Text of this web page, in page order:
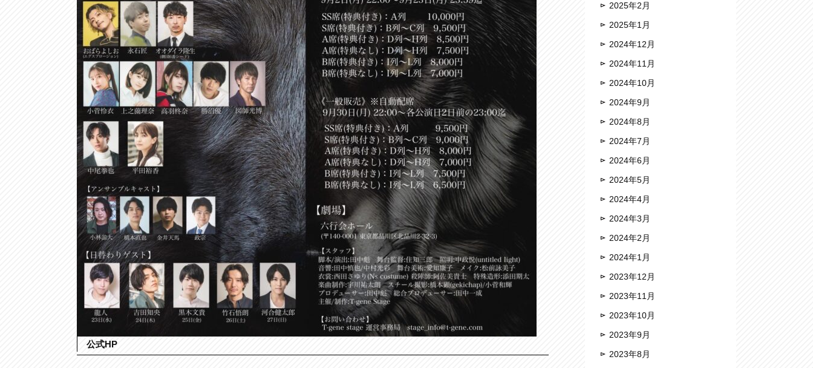
公式HP
2025年2月
2025年1月
2024年12月
2024年11月
2024年10月
2024年9月
2024年8月
2024年7月
2024年6月
2024年5月
2024年4月
2024年3月
2024年2月
2024年1月
2023年12月
2023年11月
2023年10月
2023年9月
2023年8月